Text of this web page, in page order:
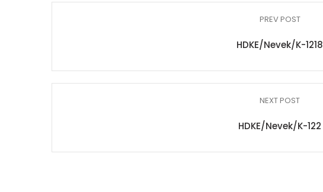
PREV POST
HDKE/Nevek/K-1218
NEXT POST
HDKE/Nevek/K-122